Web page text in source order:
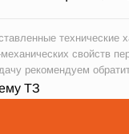
технические
свойств
рекомендуем
ТЗ